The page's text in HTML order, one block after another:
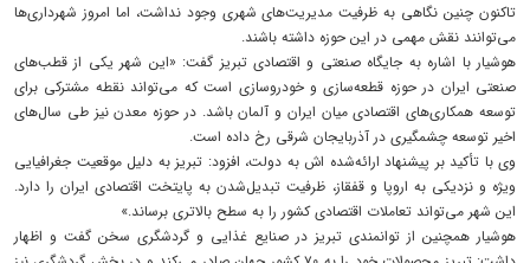
تاکنون چنین نگاهی به ظرفیت مدیریت‌های شهری وجود نداشت، اما امروز شهرداری‌ها
می‌توانند نقش مهمی در این حوزه داشته باشند.
هوشیار با اشاره به جایگاه صنعتی و اقتصادی تبریز گفت: «این شهر یکی از قطب‌های
صنعتی ایران در حوزه قطعه‌سازی و خودروسازی است که می‌تواند نقطه مشترکی برای
توسعه همکاری‌های اقتصادی میان ایران و آلمان باشد. در حوزه معدن نیز طی سال‌های
اخیر توسعه چشمگیری در آذربایجان شرقی رخ داده است.
وی با تأکید بر پیشنهاد ارائه‌شده اش به دولت، افزود: تبریز به دلیل موقعیت جغرافیایی
ویژه و نزدیکی به اروپا و قفقاز، ظرفیت تبدیل‌شدن به پایتخت اقتصادی ایران را دارد.
این شهر می‌تواند تعاملات اقتصادی کشور را به سطح بالاتری برساند.»
هوشیار همچنین از توانمندی تبریز در صنایع غذایی و گردشگری سخن گفت و اظهار